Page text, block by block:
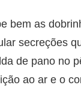
bem as
secreções
de pano no
ao ar e o